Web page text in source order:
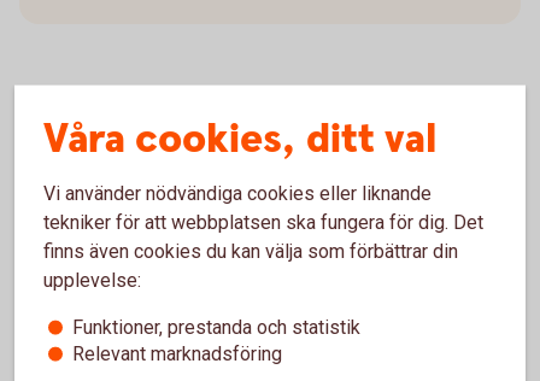
Frågor och svar, samt villkor
Villkor
Försäkringar och tjänster
Mer information om Mastercard Platinum
Våra cookies, ditt val
Vi använder nödvändiga cookies eller liknande
tekniker för att webbplatsen ska fungera för dig. Det
finns även cookies du kan välja som förbättrar din
upplevelse:
Funktioner, prestanda och statistik
Relevant marknadsföring